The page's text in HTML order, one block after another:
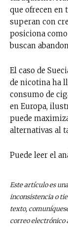
que ofrecen en
superan con
posiciona
buscan
El caso de
de nicotina ha
consumo de
en Europa,
puede
alternativas al
Puede leer el
Este artículo es
inconsistencia o
texto,
correo electrónico